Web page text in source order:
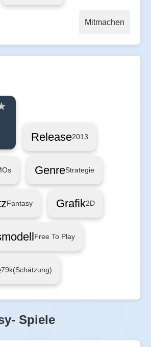
Mitmachen
Release2013
GenreStrategie
Fantasy Grafik2D
Free To Play
79k(Schätzung)
Spiele